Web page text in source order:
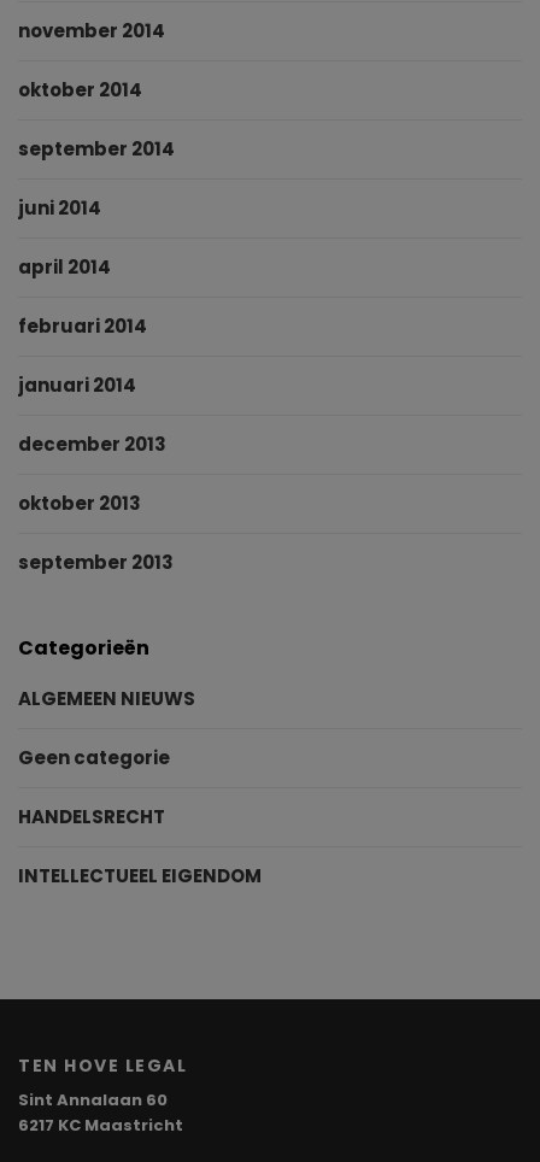
november 2014
oktober 2014
september 2014
juni 2014
april 2014
februari 2014
januari 2014
december 2013
oktober 2013
september 2013
Categorieën
ALGEMEEN NIEUWS
Geen categorie
HANDELSRECHT
INTELLECTUEEL EIGENDOM
TEN HOVE LEGAL
Sint Annalaan 60
6217 KC Maastricht